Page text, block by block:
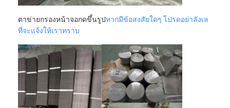
รั้วตาข่ายโลหะ
สายผึ้ง
ตาข่ายกรองหน้าจอกดขึ้นรูปหากมีข้อสงสัยใดๆ โปรดอย่าลังเล
ที่จะแจ้งให้เราทราบ